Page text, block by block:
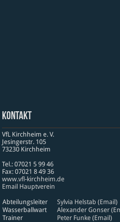
Kontakt
VfL Kirchheim e. V.
Jesinger­str. 105
73230 Kirch­heim
Tel.: 07021 5 99 46
Fax: 07021 8 49 36
www​.vfl​-kirch​heim​.de
Email Hauptverein
Abteilungsleiter
Sylvia Helstab (Email)
Wasserballwart
Alexander Gonser
Trainer
Peter Funke (Email)